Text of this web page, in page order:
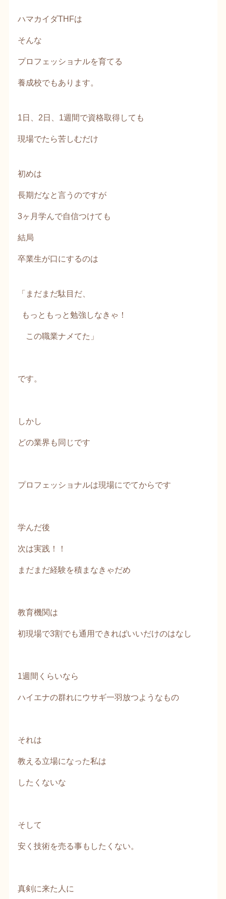
ハマカイダTHFは
そんな
プロフェッショナルを育てる
養成校でもあります。
1日、2日、1週間で資格取得しても
現場でたら苦しむだけ
初めは
長期だなと言うのですが
3ヶ月学んで自信つけても
結局
卒業生が口にするのは
「まだまだ駄目だ、
もっともっと勉強しなきゃ！
この職業ナメてた」
です。
しかし
どの業界も同じです
プロフェッショナルは現場にでてからです
学んだ後
次は実践！！
まだまだ経験を積まなきゃだめ
教育機関は
初現場で3割でも通用できればいいだけのはなし
1週間くらいなら
ハイエナの群れにウサギ一羽放つようなもの
それは
教える立場になった私は
したくないな
そして
安く技術を売る事もしたくない。
真剣に来た人に